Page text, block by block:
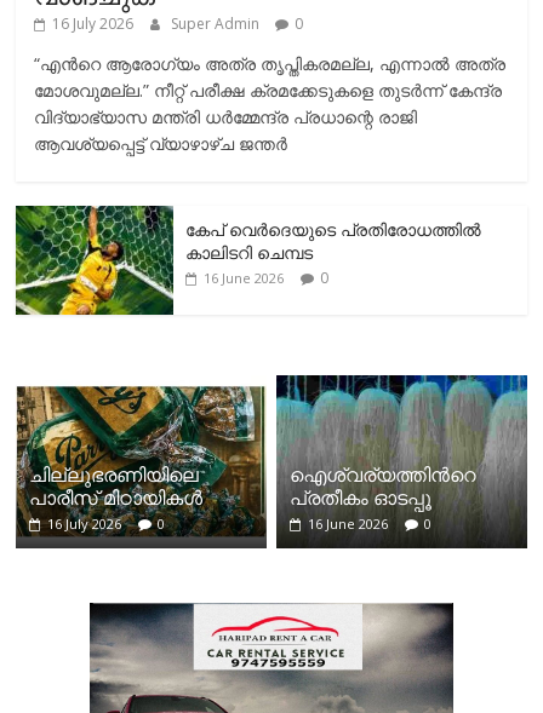
16 July 2026 Super Admin 0
“എന്‍റെ ആരോഗ്യം അത്ര തൃപ്തികരമല്ല, എന്നാൽ അത്ര
മോശവുമല്ല.” നീറ്റ് പരീക്ഷ ക്രമക്കേടുകളെ തുടർന്ന് കേന്ദ്ര
വിദ്യാഭ്യാസ മന്ത്രി ധർമ്മേന്ദ്ര പ്രധാന്റെ രാജി
ആവശ്യപ്പെട്ട് വ്യാഴാഴ്ച ജന്തർ
കേപ് വെര്‍ദെയുടെ പ്രതിരോധത്തില്‍
കാലിടറി ചെമ്പട
16 June 2026 0
ചില്ലുഭരണിയിലെ
പാരീസ് മിഠായികള്‍
16 July 2026 0
ഐശ്വര്യത്തിന്‍റെ
പ്രതീകം ഓടപ്പൂ
16 June 2026 0